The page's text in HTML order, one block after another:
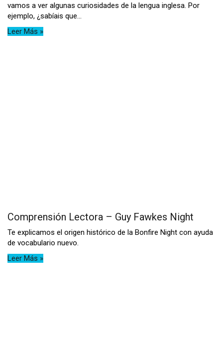
vamos a ver algunas curiosidades de la lengua inglesa. Por
ejemplo, ¿sabíais que...
Leer Más »
Comprensión Lectora – Guy Fawkes Night
Te explicamos el origen histórico de la Bonfire Night con ayuda
de vocabulario nuevo.
Leer Más »